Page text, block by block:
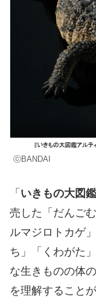
ⓒBANDAI
「 いきもの大図
売した「だんご
ルマジロトカゲ
ち」「くわがた
な生きものの体
を理解すること